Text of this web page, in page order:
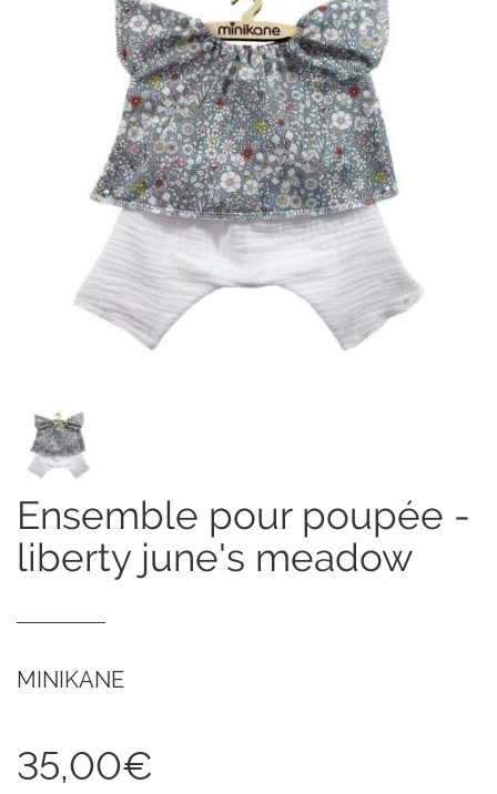
ensemble pour poupée -
liberty june's meadow
MINIKANE
35,00€